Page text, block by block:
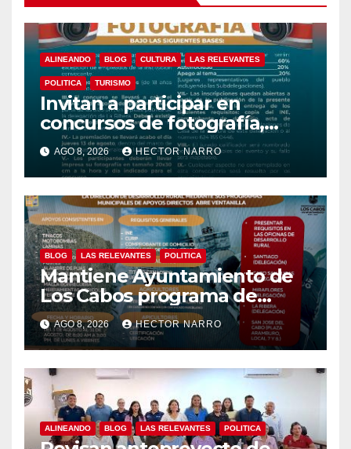
ALINEANDO BLOG CULTURA LAS RELEVANTES
POLITICA TURISMO
Invitan a participar en
concursos de fotografía,
canto y pintura de las Fiestas
Tradicionales La Ribera 2026
AGO 8, 2026 HECTOR NARRO
BLOG LAS RELEVANTES POLITICA
Mantiene Ayuntamiento de
Los Cabos programa de
apoyos para agricultores,
ganaderos y apicultores
AGO 8, 2026 HECTOR NARRO
ALINEANDO BLOG LAS RELEVANTES POLITICA